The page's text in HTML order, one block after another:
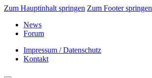
Zum Hauptinhalt springen Zum Footer springen
News
Forum
Impressum / Datenschutz
Kontakt